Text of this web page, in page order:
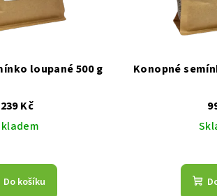
loupané 500 g
239 Kč
Do košíku
Konopné